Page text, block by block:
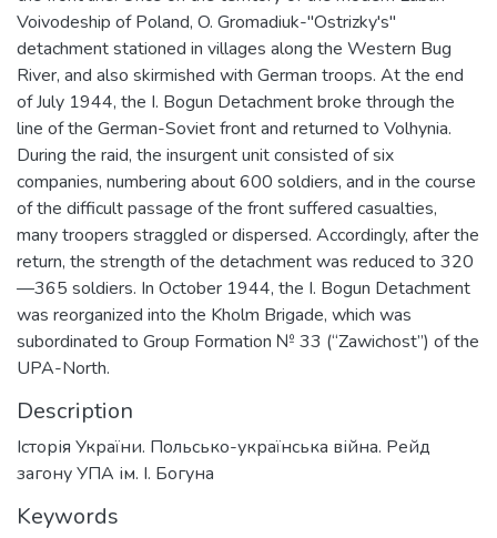
Voivodeship of Poland, O. Gromadiuk-"Ostrizky's"
detachment stationed in villages along the Western Bug
River, and also skirmished with German troops. At the end
of July 1944, the I. Bogun Detachment broke through the
line of the German-Soviet front and returned to Volhynia.
During the raid, the insurgent unit consisted of six
companies, numbering about 600 soldiers, and in the course
of the difficult passage of the front suffered casualties,
many troopers straggled or dispersed. Accordingly, after the
return, the strength of the detachment was reduced to 320
—365 soldiers. In October 1944, the I. Bogun Detachment
was reorganized into the Kholm Brigade, which was
subordinated to Group Formation № 33 (“Zawichost”) of the
UPA-North.
Description
Історія України. Польсько-українська війна. Рейд
загону УПА ім. І. Богуна
Keywords